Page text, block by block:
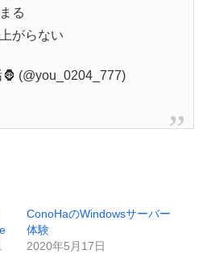
る
がらない
(@you_0204_777)
ConoHaのWindowsサーバー
体験
2020年5月17日